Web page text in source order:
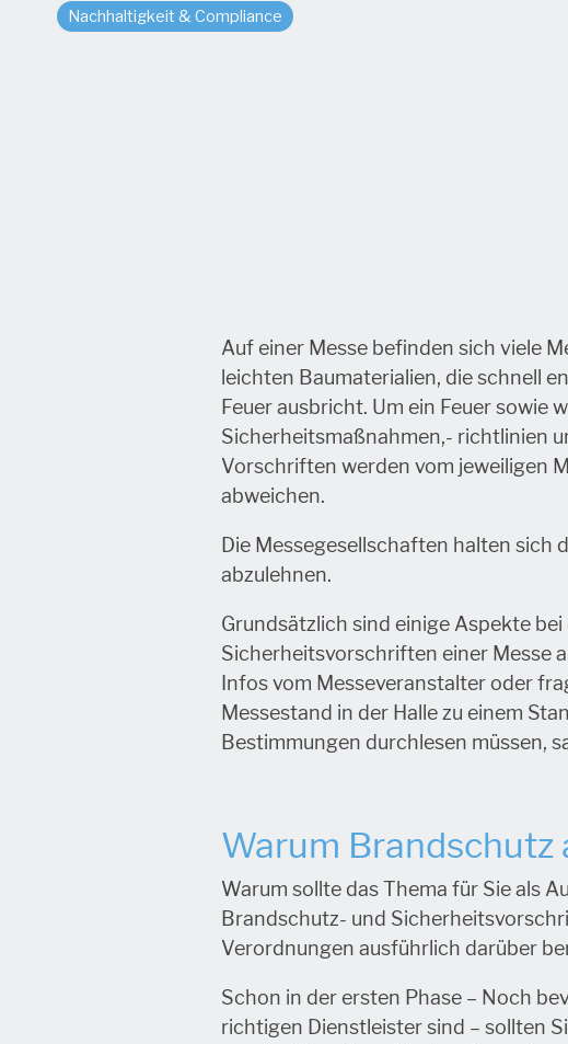
Nachhaltigkeit & Compliance
Auf einer Messe befinden sich viele
leichten Baumaterialien, die schnell
Feuer ausbricht. Um ein Feuer sowie
Sicherheitsmaßnahmen,- richtlinien
Vorschriften werden vom jeweiligen
abweichen.
Die Messegesellschaften halten sich
abzulehnen.
Grundsätzlich sind einige Aspekte
Sicherheitsvorschriften einer Messe
Infos vom Messeveranstalter oder
Messestand in der Halle zu einem
Bestimmungen durchlesen müssen,
Warum
Warum sollte das Thema für Sie als
Brandschutz- und
Verordnungen ausführlich darüber
Schon in der ersten Phase – Noch
richtigen Dienstleister sind – sollten